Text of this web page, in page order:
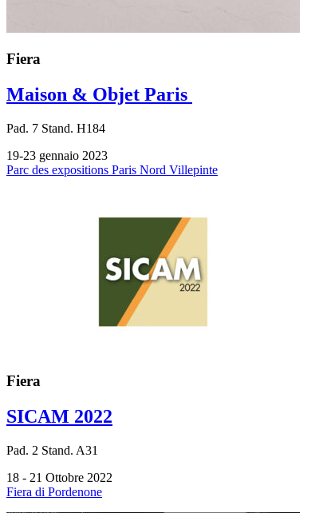
Fiera
Maison & Objet Paris
Pad. 7 Stand. H184
19-23 gennaio 2023
Parc des expositions Paris Nord Villepinte
Fiera
SICAM 2022
Pad. 2 Stand. A31
18 - 21 Ottobre 2022
Fiera di Pordenone